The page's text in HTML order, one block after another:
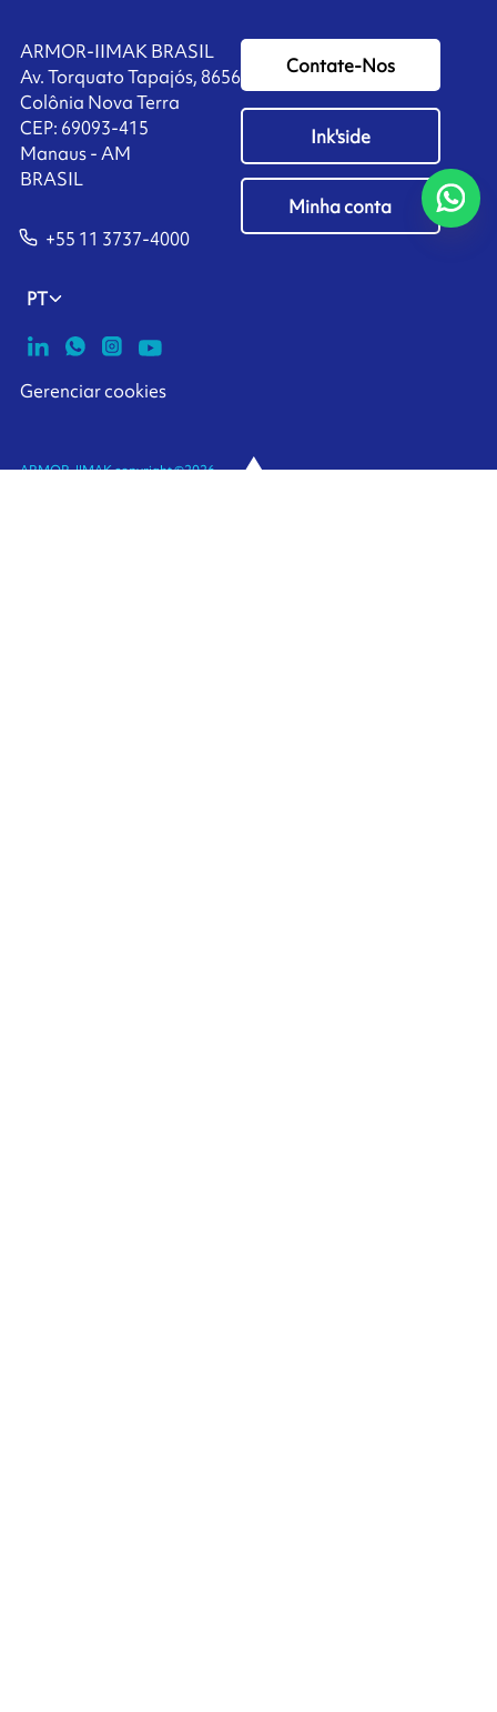
ARMOR-IIMAK BRASIL
Av. Torquato Tapajós, 8656
Colônia Nova Terra
CEP: 69093-415
Manaus - AM
BRASIL
+55 11 3737-4000
Contate-Nos
Ink'side
Minha conta
PT
Gerenciar cookies
ARMOR-IIMAK copyright ©2026